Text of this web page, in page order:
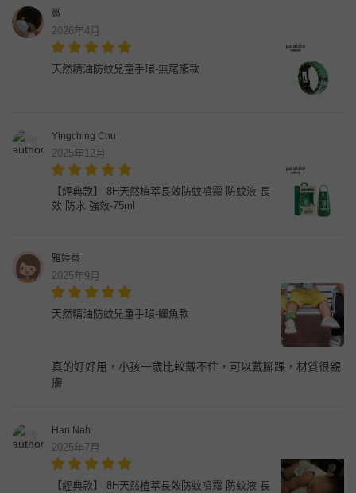
微
2026年4月
天然精油防蚊兒童手環-無尾熊款
Yingching Chu
2025年12月
【經典款】 8H天然植萃長效防蚊噴霧 防蚊液 長
效 防水 強效-75ml
雅婷蔡
2025年9月
天然精油防蚊兒童手環-鱷魚款
真的好好用，小孩一歲比較戴不住，可以戴腳踝，材質很親
膚
Han Nah
2025年7月
【經典款】 8H天然植萃長效防蚊噴霧 防蚊液 長